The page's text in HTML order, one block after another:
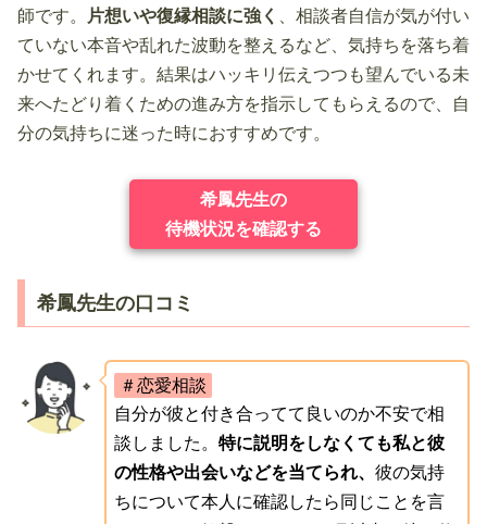
師です。
片想いや復縁相談に強く
、相談者自信が気が付い
ていない本音や乱れた波動を整えるなど、気持ちを落ち着
かせてくれます。結果はハッキリ伝えつつも望んでいる未
来へたどり着くための進み方を指示してもらえるので、自
分の気持ちに迷った時におすすめです。
希鳳先生の
待機状況を確認する
希鳳先生の口コミ
＃恋愛相談
自分が彼と付き合ってて良いのか不安で相
談しました。 特に説明をしなくても私と彼
の性格や出会いなどを当てられ、 彼の気持
ちについて本人に確認したら同じことを言